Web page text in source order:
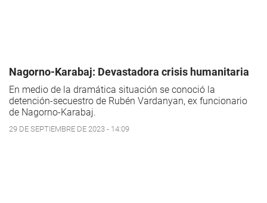
Nagorno-Karabaj: Devastadora crisis humanitaria
En medio de la dramática situación se conoció la
detención-secuestro de Rubén Vardanyan, ex funcionario
de Nagorno-Karabaj.
29 DE SEPTIEMBRE DE 2023 - 14:09